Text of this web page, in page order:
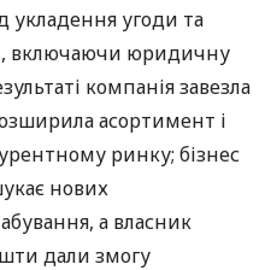
укладення угоди та
включаючи юридичну
компанія завезла
асортимент і
ринку; бізнес
нових
а власник
дали змогу